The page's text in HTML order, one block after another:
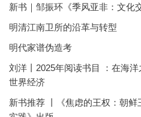
新书｜邹振环《季风亚非：文化
明清江南卫所的沿革与转型
明代家谱伪造考
刘洋丨2025年阅读书目 ：在海
世界经济
新书推荐 丨《焦虑的王权：朝鲜